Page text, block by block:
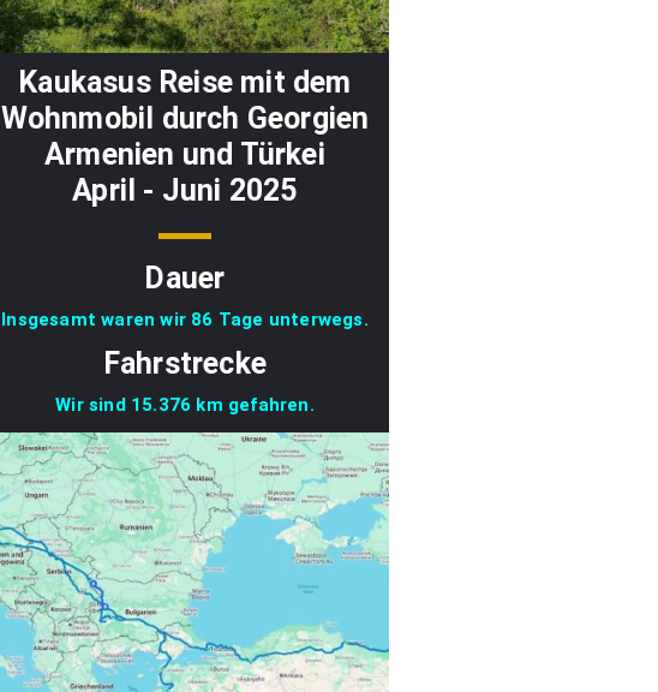
Kaukasus Reise mit dem
Wohnmobil durch Georgien
Armenien und Türkei
April - Juni 2025
Dauer
Insgesamt waren wir 86 Tage unterwegs.
Fahrstrecke
Wir sind 15.376 km gefahren.